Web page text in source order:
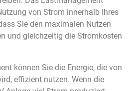
von Strom innerhalb Ihres
Sie den maximalen Nutzen
und gleichzeitig die Stromkosten
können Sie die Energie, die von
effizient nutzen. Wenn die